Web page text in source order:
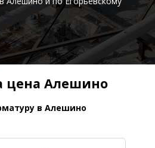
цена Алешино
в Алешино